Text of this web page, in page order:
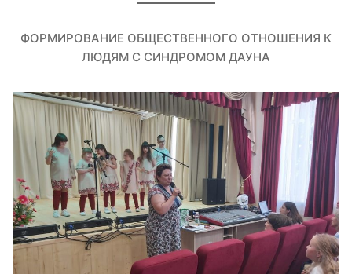
ФОРМИРОВАНИЕ ОБЩЕСТВЕННОГО ОТНОШЕНИЯ К
ЛЮДЯМ С СИНДРОМОМ ДАУНА